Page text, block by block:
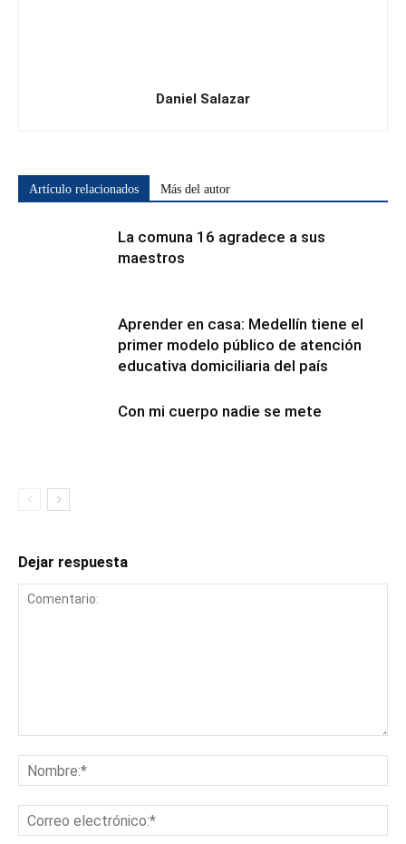
Daniel Salazar
Artículo relacionados Más del autor
La comuna 16 agradece a sus
maestros
Aprender en casa: Medellín tiene el
primer modelo público de atención
educativa domiciliaria del país
Con mi cuerpo nadie se mete
Dejar respuesta